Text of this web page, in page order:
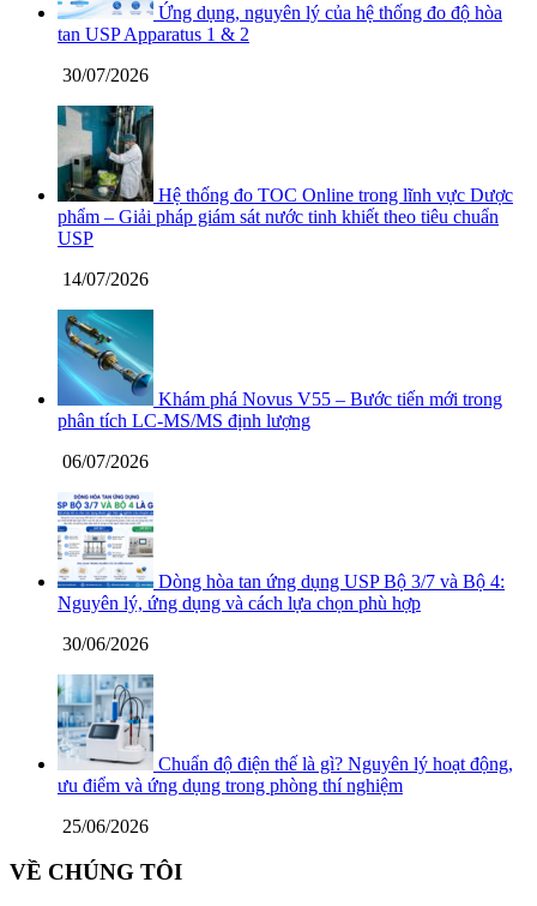
Ứng dụng, nguyên lý của hệ thống đo độ hòa
tan USP Apparatus 1 & 2
30/07/2026
Hệ thống đo TOC Online trong lĩnh vực Dược
phẩm – Giải pháp giám sát nước tinh khiết theo tiêu chuẩn
USP
14/07/2026
Khám phá Novus V55 – Bước tiến mới trong
phân tích LC-MS/MS định lượng
06/07/2026
Dòng hòa tan ứng dụng USP Bộ 3/7 và Bộ 4:
Nguyên lý, ứng dụng và cách lựa chọn phù hợp
30/06/2026
Chuẩn độ điện thế là gì? Nguyên lý hoạt động,
ưu điểm và ứng dụng trong phòng thí nghiệm
25/06/2026
VỀ CHÚNG TÔI